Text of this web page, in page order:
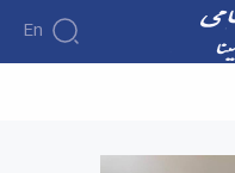
En